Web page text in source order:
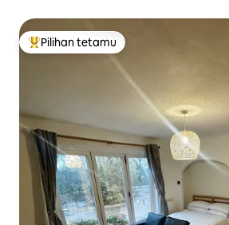
Pilihan utama tetamu
Pilihan tetamu